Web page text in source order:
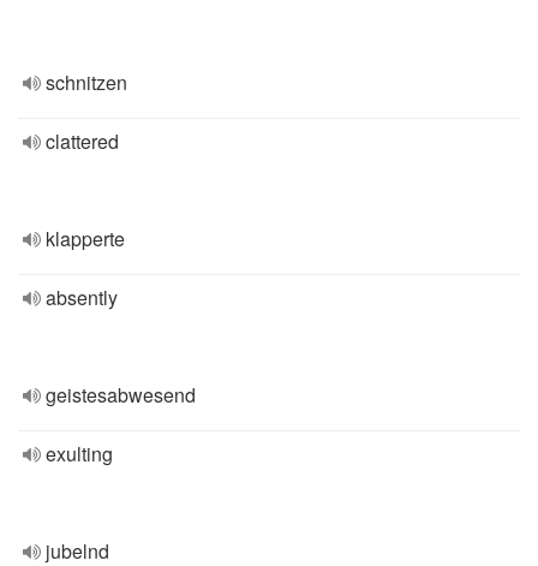
schnitzen
clattered
klapperte
absently
geistesabwesend
exulting
jubelnd